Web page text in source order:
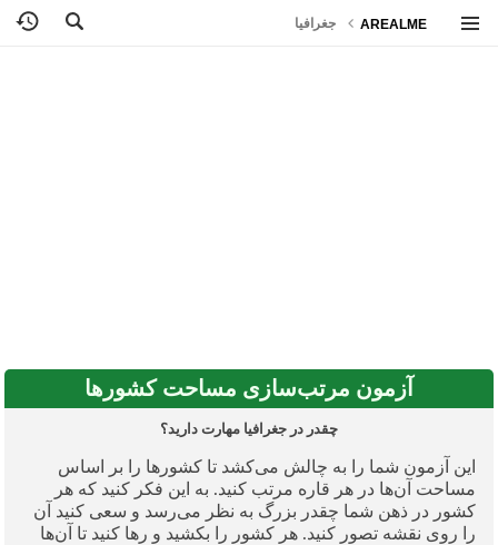
AREALME جغرافیا
آزمون مرتب‌سازی مساحت کشورها
چقدر در جغرافیا مهارت دارید؟
این آزمون شما را به چالش می‌کشد تا کشورها را بر اساس
مساحت آن‌ها در هر قاره مرتب کنید. به این فکر کنید که هر
کشور در ذهن شما چقدر بزرگ به نظر می‌رسد و سعی کنید آن
را روی نقشه تصور کنید. هر کشور را بکشید و رها کنید تا آن‌ها